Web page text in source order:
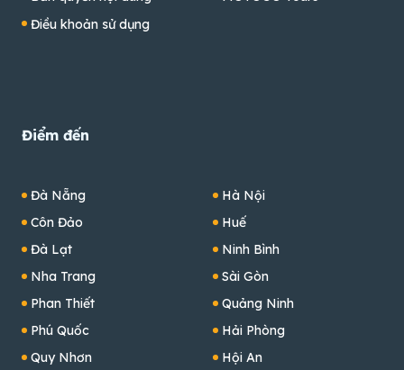
Điều khoản sử dụng
Điểm đến
Đà Nẵng
Côn Đảo
Đà Lạt
Nha Trang
Phan Thiết
Phú Quốc
Quy Nhơn
Hà Nội
Huế
Ninh Bình
Sài Gòn
Quảng Ninh
Hải Phòng
Hội An